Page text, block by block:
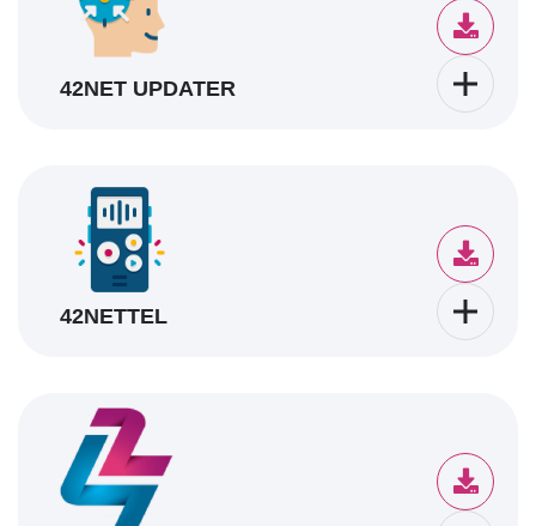
42NET UPDATER
42NETTEL